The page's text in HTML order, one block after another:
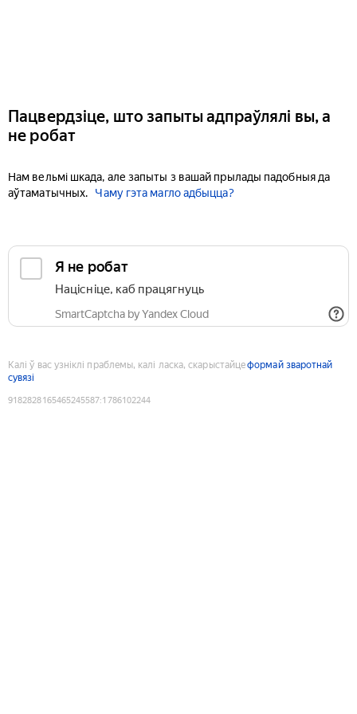
Пацвердзіце, што запыты адпраўлялі вы, а
не робат
Нам вельмі шкада, але запыты з вашай прылады падобныя да
аўтаматычных.
Чаму гэта магло адбыцца?
Я не робат
Націсніце, каб працягнуць
SmartCaptcha by Yandex Cloud
Калі ў вас узніклі праблемы, калі ласка, скарыстайцеформай зваротнай
сувязі
9182828165465245587:1786102244